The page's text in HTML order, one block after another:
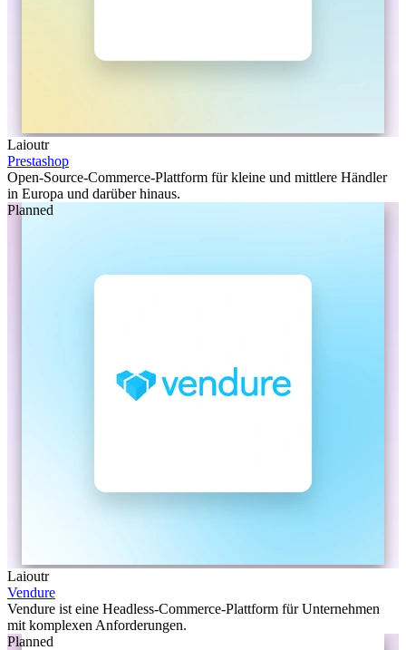
Laioutr
Prestashop
Open-Source-Commerce-Plattform für kleine und mittlere Händler
in Europa und darüber hinaus.
Planned
Laioutr
Vendure
Vendure ist eine Headless-Commerce-Plattform für Unternehmen
mit komplexen Anforderungen.
Planned